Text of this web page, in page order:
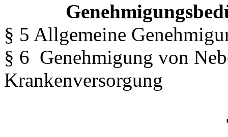
§ 5 Allgemeine
§ 6 Genehmigung von
Krankenversorgung